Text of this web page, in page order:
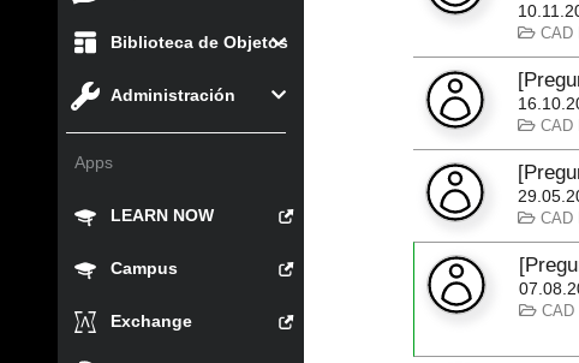
Biblioteca de Objetos
Administración
Apps
LEARN NOW
Campus
Exchange
CAD
CAD
CAD
CAD